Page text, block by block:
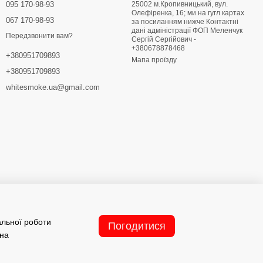
095 170-98-93
067 170-98-93
Передзвонити вам?
+380951709893
+380951709893
whitesmoke.ua@gmail.com
25002 м.Кропивницький, вул.
Олефіренка, 16; ми на гугл картах
за посиланням нижче Контактні
дані адміністрації ФОП Меленчук
Сергій Сергійович -
+380678878468
Мапа проїзду
роботи
Погодитися